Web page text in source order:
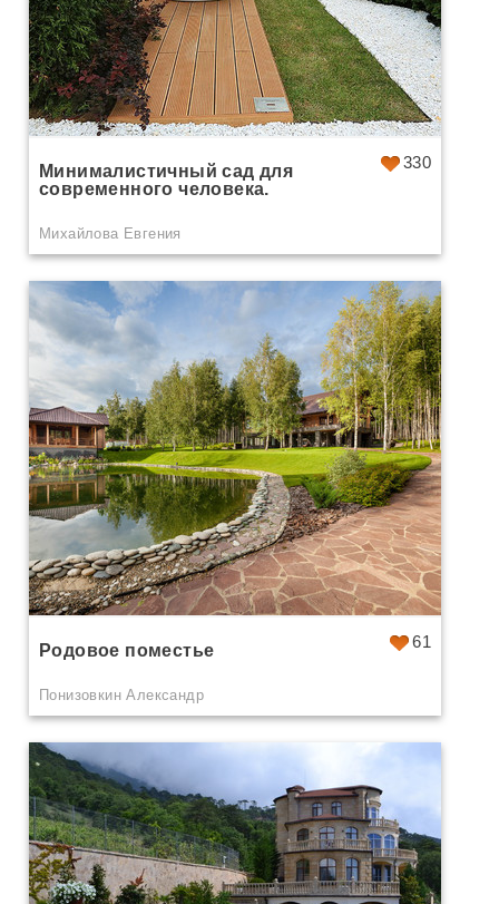
330
Минималистичный сад для
современного человека.
Михайлова Евгения
61
Родовое поместье
Понизовкин Александр